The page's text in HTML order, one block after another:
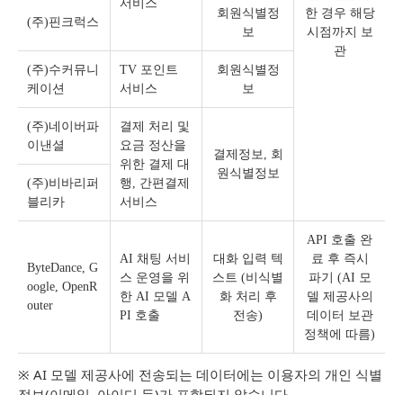
한 경우 해당
시점까지 보
관
서비스
(주)핀크럭스
회원식별정
보
(주)수커뮤니
케이션
TV 포인트
서비스
회원식별정
보
(주)네이버파
이낸셜
결제 처리 및
요금 정산을
위한 결제 대
행, 간편결제
서비스
결제정보, 회
원식별정보
(주)비바리퍼
블리카
ByteDance, G
oogle, OpenR
outer
AI 채팅 서비
스 운영을 위
한 AI 모델 A
PI 호출
대화 입력 텍
스트 (비식별
화 처리 후
전송)
API 호출 완
료 후 즉시
파기 (AI 모
델 제공사의
데이터 보관
정책에 따름)
※ AI 모델 제공사에 전송되는 데이터에는 이용자의 개인 식별